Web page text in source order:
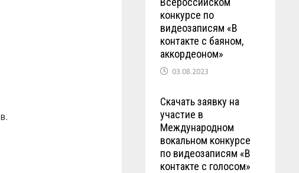
конкурсе по
видеозаписям «В
контакте с баяном,
аккордеоном»
03.08.2023
Скачать заявку на
участие в
Международном
вокальном конкурсе
по видеозаписям «В
контакте с голосом»